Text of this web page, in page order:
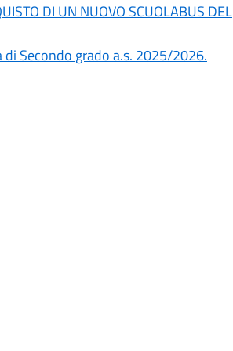
DI UN NUOVO SCUOLABUS DEL
Secondo grado a.s. 2025/2026.